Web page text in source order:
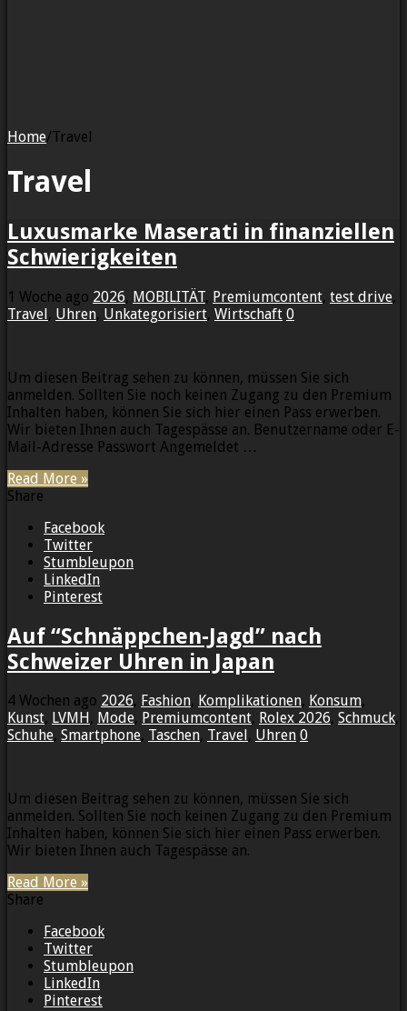
Home/Travel
Travel
Luxusmarke Maserati in finanziellen
Schwierigkeiten
1 Woche ago 2026, MOBILITÄT, Premiumcontent, test drive,
Travel, Uhren, Unkategorisiert, Wirtschaft 0
Um diesen Beitrag sehen zu können, müssen Sie sich
anmelden. Sollten Sie noch keinen Zugang zu den Premium
Inhalten haben, können Sie sich hier einen Pass erwerben.
Wir bieten Ihnen auch Tagespässe an. Benutzername oder E-
Mail-Adresse Passwort Angemeldet …
Read More »
Share
Facebook
Twitter
Stumbleupon
LinkedIn
Pinterest
Auf “Schnäppchen-Jagd” nach
Schweizer Uhren in Japan
4 Wochen ago 2026, Fashion, Komplikationen, Konsum,
Kunst, LVMH , Mode, Premiumcontent, Rolex 2026, Schmuck,
Schuhe, Smartphone, Taschen, Travel , Uhren 0
Um diesen Beitrag sehen zu können, müssen Sie sich
anmelden. Sollten Sie noch keinen Zugang zu den Premium
Inhalten haben, können Sie sich hier einen Pass erwerben.
Wir bieten Ihnen auch Tagespässe an.
Read More »
Share
Facebook
Twitter
Stumbleupon
LinkedIn
Pinterest